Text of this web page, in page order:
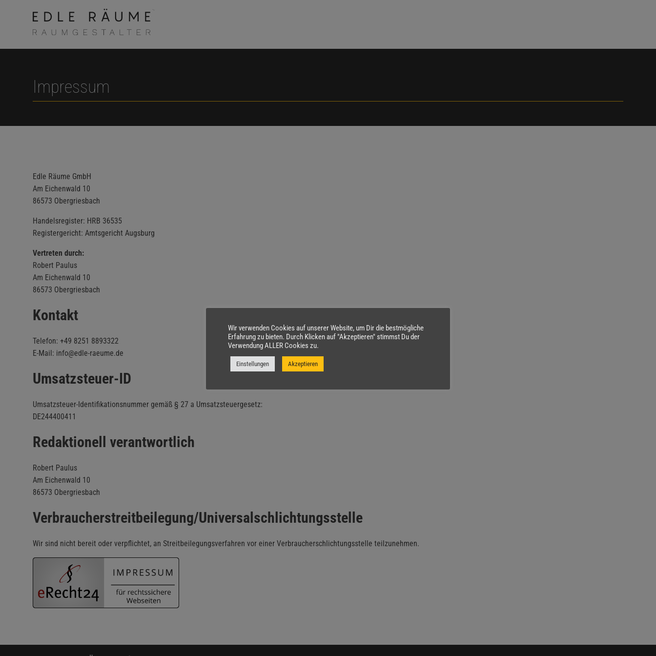
Impressum
Edle Räume GmbH
Am Eichenwald 10
86573 Obergriesbach
Handelsregister: HRB 36535
Registergericht: Amtsgericht Augsburg
Vertreten durch:
Robert Paulus
Am Eichenwald 10
86573 Obergriesbach
Kontakt
Telefon: +49 8251 8893322
E-Mail: info@edle-raeume.de
Umsatzsteuer-ID
Umsatzsteuer-Identifikationsnummer gemäß § 27 a Umsatzsteuergesetz:
DE244400411
Redaktionell verantwortlich
Robert Paulus
Am Eichenwald 10
86573 Obergriesbach
Verbraucher­streit­beilegung/Universal­schlichtungs­stelle
Wir sind nicht bereit oder verpflichtet, an Streitbeilegungsverfahren vor einer Verbraucherschlichtungsstelle teilzunehmen.
Wir verwenden Cookies auf unserer Website, um Dir die bestmögliche
Erfahrung zu bieten. Durch Klicken auf "Akzeptieren" stimmst Du der
Verwendung ALLER Cookies zu.
Einstellungen Akzeptieren